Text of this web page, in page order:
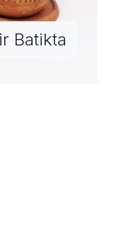
Batikta